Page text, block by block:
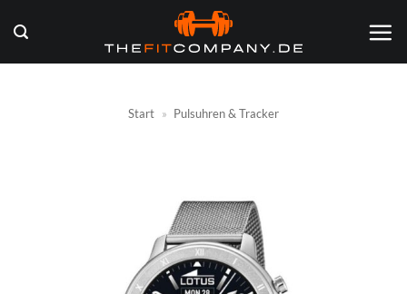
Inhalt
springen
Start » Pulsuhren & Tracker